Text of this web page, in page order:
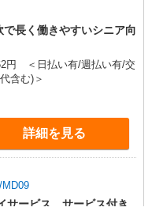
長く働きやすいシニア向
円 ＜日払い有/週払い有/交
含む)＞
詳細を見る
ービス、サービス付き